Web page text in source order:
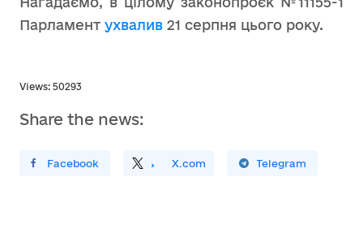
Парламент ухвалив 21 серпня цього року.
Views: 50293
Share the news:
У FacebookПоділитись X.com
Поширити У Telegram